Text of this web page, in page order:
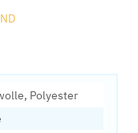
Polyester